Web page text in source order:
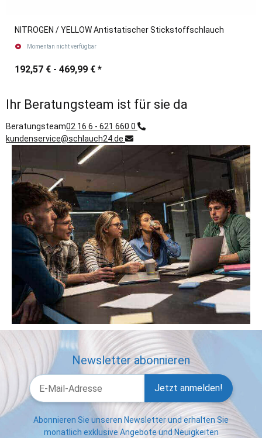
NITROGEN / YELLOW Antistatischer Stickstoffschlauch
Momentan nicht verfügbar
192,57 € - 469,99 € *
Ihr Beratungsteam ist für sie da
Beratungsteam02 16 6 - 621 660 0
kundenservice@schlauch24.de
Newsletter abonnieren
Jetzt anmelden!
Abonnieren Sie unseren Newsletter und erhalten Sie
monatlich exklusive Angebote und Neuigkeiten